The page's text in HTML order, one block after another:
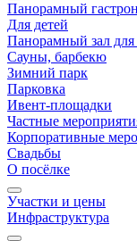
Панорамный
Для детей
Панорамный зал для
Сауны, барбекю
Зимний парк
Парковка
Ивент-площадки
Частные
Корпоративные
Свадьбы
О посёлке
Участки и цены
Инфраструктура